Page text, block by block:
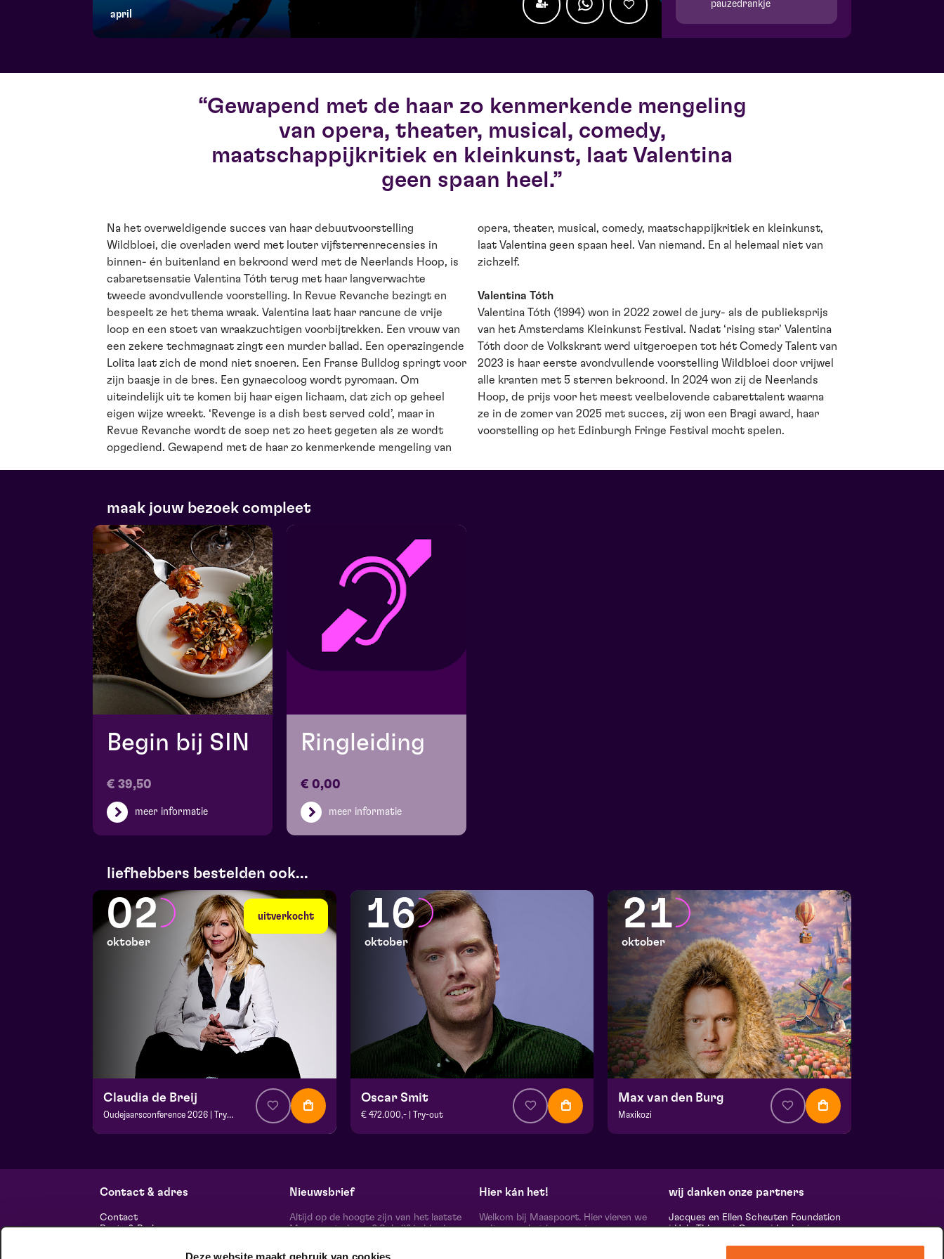
Deze website maakt gebruik van cookies
april
pauzedrankje
Gewapend met de haar zo kenmerkende mengeling
van opera, theater, musical, comedy,
maatschappijkritiek en kleinkunst, laat Valentina
geen spaan heel.
Na het overweldigende succes van haar debuutvoorstelling
Wildbloei, die overladen werd met louter vijfsterrenrecensies in
binnen- én buitenland en bekroond werd met de Neerlands Hoop, is
cabaretsensatie Valentina Tóth terug met haar langverwachte
tweede avondvullende voorstelling. In Revue Revanche bezingt en
bespeelt ze het thema wraak. Valentina laat haar rancune de vrije
loop en een stoet van wraakzuchtigen voorbijtrekken. Een vrouw van
een zekere techmagnaat zingt een murder ballad. Een operazingende
Lolita laat zich de mond niet snoeren. Een Franse Bulldog springt voor
zijn baasje in de bres. Een gynaecoloog wordt pyromaan. Om
uiteindelijk uit te komen bij haar eigen lichaam, dat zich op geheel
eigen wijze wreekt. ‘Revenge is a dish best served cold’, maar in
Revue Revanche wordt de soep net zo heet gegeten als ze wordt
opgediend. Gewapend met de haar zo kenmerkende mengeling van
opera, theater, musical, comedy, maatschappijkritiek en kleinkunst,
laat Valentina geen spaan heel. Van niemand. En al helemaal niet van
zichzelf.
Valentina Tóth
Valentina Tóth (1994) won in 2022 zowel de jury- als de publieksprijs
van het Amsterdams Kleinkunst Festival. Nadat ‘rising star’ Valentina
Tóth door de Volkskrant werd uitgeroepen tot hét Comedy Talent van
2023 is haar eerste avondvullende voorstelling Wildbloei door vrijwel
alle kranten met 5 sterren bekroond. In 2024 won zij de Neerlands
Hoop, de prijs voor het meest veelbelovende cabarettalent waarna
ze in de zomer van 2025 met succes, zij won een Bragi award, haar
voorstelling op het Edinburgh Fringe Festival mocht spelen.
maak jouw bezoek compleet
Begin bij SIN
€ 39,50
meer informatie
Ringleiding
€ 0,00
meer informatie
liefhebbers bestelden ook...
uitverkocht
02
oktober
Claudia de Breij
Oudejaarsconference 2026 | Try-out
vr 2 oktober 2026 | 20:15
16
oktober
Oscar Smit
€ 472.000,- | Try-out
vr 16 oktober 2026 | 20:15
21
oktober
Max van den Burg
Maxikozi
wo 21 oktober 2026 | 20:15
Contact & adres
Contact
Route & Parkeren
Nieuwsbrief
Altijd op de hoogte zijn van het laatste
Maaspoort nieuws? Schrijf je hier in
Hier kán het!
Welkom bij Maaspoort. Hier vieren we
cultuur en het leven met een
wij danken onze partners
Jacques en Ellen Scheuten Foundation
|Hela Thissen|Canon|Leolux|